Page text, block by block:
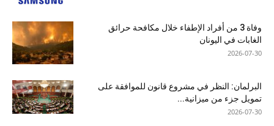
وفاة 3 من أفراد الإطفاء خلال مكافحة حرائق
الغابات في اليونان
2026-07-30
البرلمان: النظر في مشروع قانون للموافقة على
تمويل جزء من ميزانية...
2026-07-30